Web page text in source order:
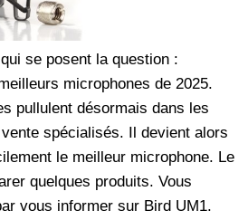
se posent la question :
microphones de 2025.
pullulent désormais dans les
spécialisés. Il devient alors
le meilleur microphone. Le
quelques produits. Vous
vous informer sur Bird UM1.